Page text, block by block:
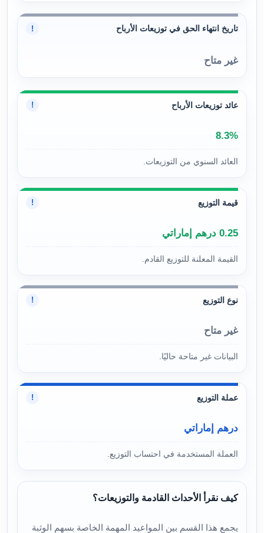
تاريخ انتهاء الحق في توزيعات الأرباح !
غير متاح
عائد توزيعات الأرباح !
8.3%
العائد السنوي من التوزيعات.
قيمة التوزيع !
0.25 درهم إماراتي
القيمة المعلنة للتوزيع القادم.
نوع التوزيع !
غير متاح
البيانات غير متاحة حاليًا.
عملة التوزيع !
درهم إماراتي
العملة المستخدمة في احتساب التوزيع.
كيف نقرأ الأحداث القادمة والتوزيعات؟
يجمع هذا القسم بين المواعيد المهمة الخاصة بسهم الوثبة